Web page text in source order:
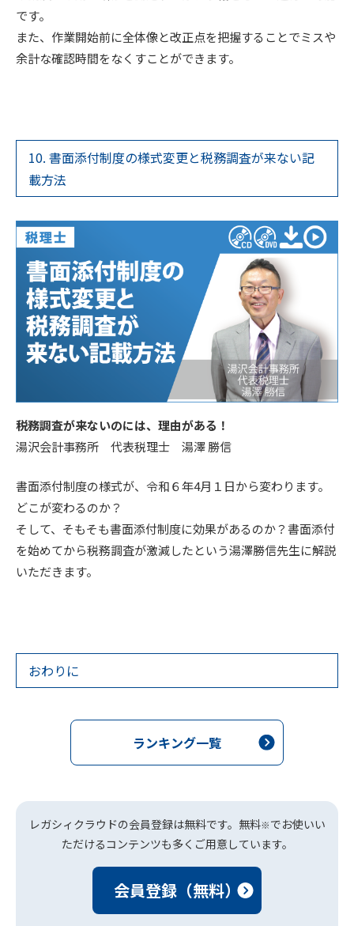
です。
また、作業開始前に全体像と改正点を把握することでミスや
余計な確認時間をなくすことができます。
10. 書面添付制度の様式変更と税務調査が来ない記
載方法
税務調査が来ないのには、理由がある！
湯沢会計事務所 代表税理士 湯澤 勝信
書面添付制度の様式が、令和６年4月１日から変わります。
どこが変わるのか？
そして、そもそも書面添付制度に効果があるのか？書面添付
を始めてから税務調査が激減したという湯澤勝信先生に解説
いただきます。
おわりに
ランキング一覧
レガシィクラウドの会員登録は無料です。無料※でお使いい
ただけるコンテンツも多くご用意しています。
会員登録（無料）